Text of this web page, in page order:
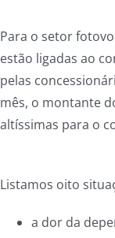
Para o setor
estão ligadas ao
pelas
mês, o montante
altíssimas para o
Listamos oito
a dor da